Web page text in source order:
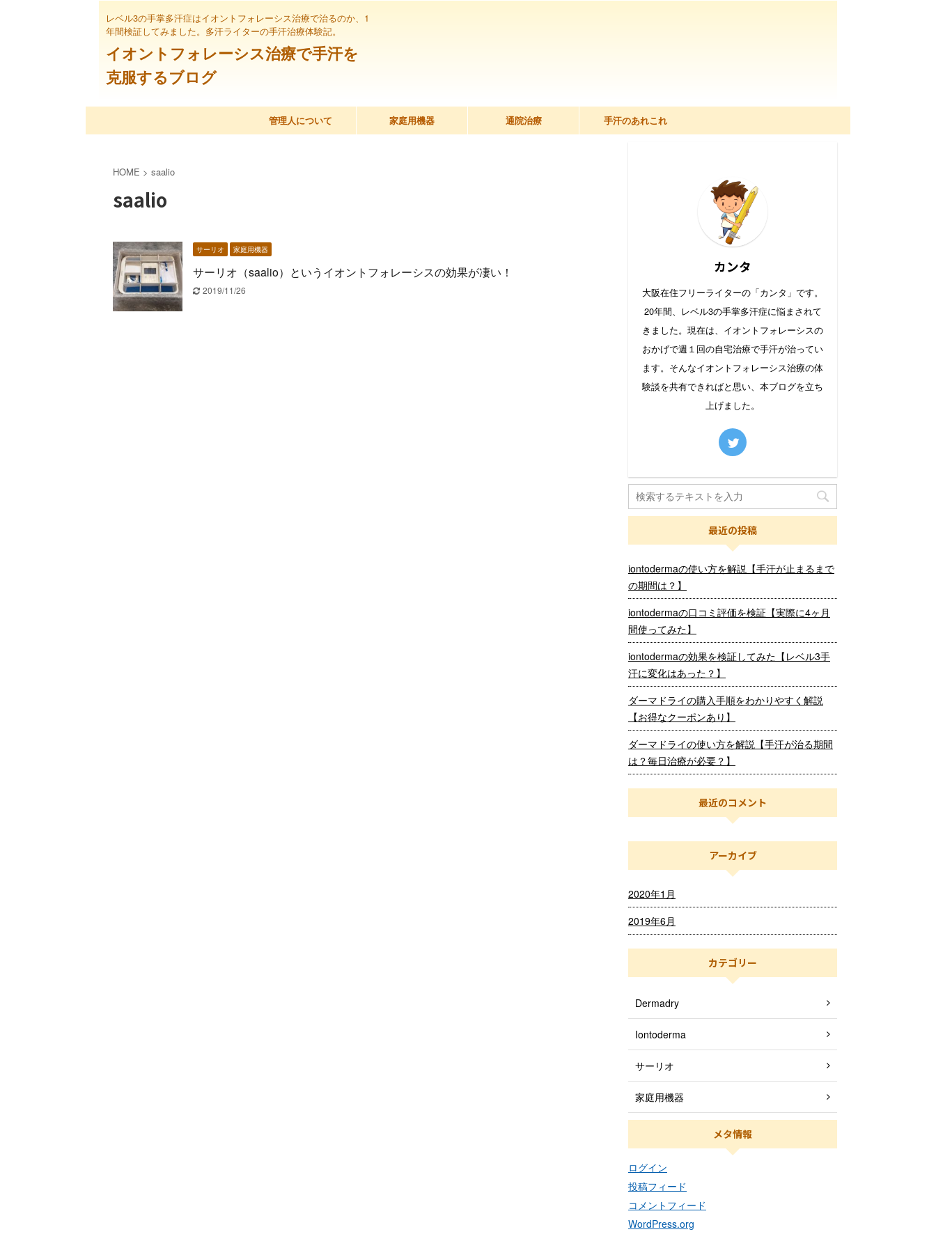
レベル3の手掌多汗症はイオントフォレーシス治療で治るのか、1
年間検証してみました。多汗ライターの手汗治療体験記。
イオントフォレーシス治療で手汗を
克服するブログ
管理人について 家庭用機器 通院治療 手汗のあれこれ
HOME > saalio
saalio
サーリオ 家庭用機器
サーリオ（saalio）というイオントフォレーシスの効果が凄い！
2019/11/26
カンタ
大阪在住フリーライターの「カンタ」です。
20年間、レベル3の手掌多汗症に悩まされて
きました。現在は、イオントフォレーシスの
おかげで週１回の自宅治療で手汗が治ってい
ます。そんなイオントフォレーシス治療の体
験談を共有できればと思い、本ブログを立ち
上げました。
最近の投稿
iontodermaの使い方を解説【手汗が止まるまで
の期間は？】
iontodermaの口コミ評価を検証【実際に4ヶ月
間使ってみた】
iontodermaの効果を検証してみた【レベル3手
汗に変化はあった？】
ダーマドライの購入手順をわかりやすく解説
【お得なクーポンあり】
ダーマドライの使い方を解説【手汗が治る期間
は？毎日治療が必要？】
最近のコメント
アーカイブ
2020年1月
2019年6月
カテゴリー
Dermadry
Iontoderma
サーリオ
家庭用機器
メタ情報
ログイン
投稿フィード
コメントフィード
WordPress.org